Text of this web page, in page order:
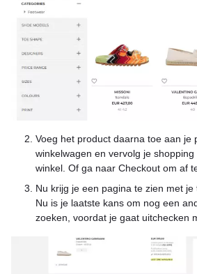
Voeg het product daarna toe aan je
winkelwagen en vervolg je
winkel. Of ga naar Checkout om af
Nu krijg je een pagina te zien met je
Nu is je laatste kans om nog een
zoeken, voordat je gaat uitchecken